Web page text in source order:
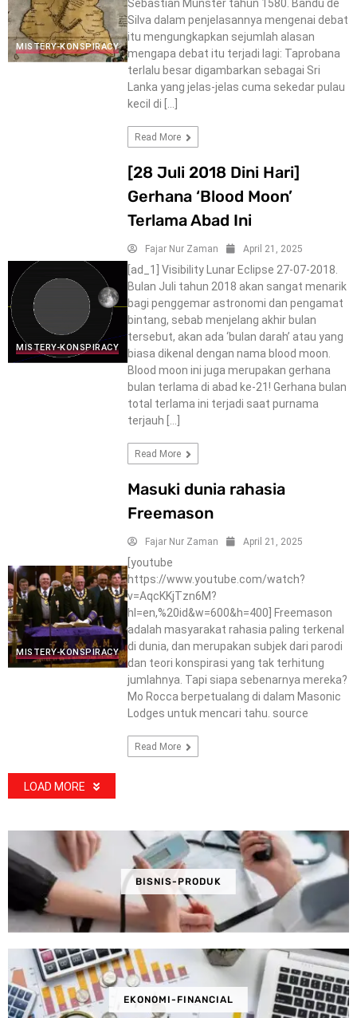
MISTERY-KONSPIRACY
Sebastian Munster tahun 1580. Bandu de
Silva dalam penjelasannya mengenai debat
itu mengungkapkan sejumlah alasan
mengapa debat itu terjadi lagi: Taprobana
terlalu besar digambarkan sebagai Sri
Lanka yang jelas-jelas cuma sekedar pulau
kecil di […]
Read More
MISTERY-KONSPIRACY
[28 Juli 2018 Dini Hari]
Gerhana ‘Blood Moon’
Terlama Abad Ini
Fajar Nur Zaman April 21, 2025
[ad_1] Visibility Lunar Eclipse 27-07-2018.
Bulan Juli tahun 2018 akan sangat menarik
bagi penggemar astronomi dan pengamat
bintang, sebab menjelang akhir bulan
tersebut, akan ada ‘bulan darah’ atau yang
biasa dikenal dengan nama blood moon.
Blood moon ini juga merupakan gerhana
bulan terlama di abad ke-21! Gerhana bulan
total terlama ini terjadi saat purnama
terjauh […]
Read More
MISTERY-KONSPIRACY
Masuki dunia rahasia
Freemason
Fajar Nur Zaman April 21, 2025
[youtube
https://www.youtube.com/watch?
v=AqcKKjTzn6M?
hl=en,%20id&w=600&h=400] Freemason
adalah masyarakat rahasia paling terkenal
di dunia, dan merupakan subjek dari parodi
dan teori konspirasi yang tak terhitung
jumlahnya. Tapi siapa sebenarnya mereka?
Mo Rocca berpetualang di dalam Masonic
Lodges untuk mencari tahu. source
Read More
LOAD MORE
BISNIS-PRODUK
EKONOMI-FINANCIAL